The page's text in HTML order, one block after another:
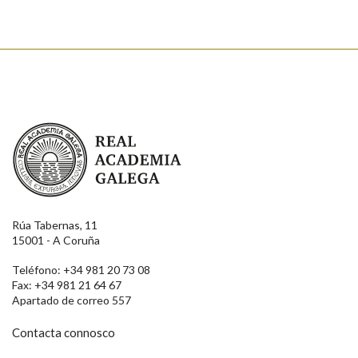
Real Academia Galega
Rúa Tabernas, 11
15001 - A Coruña
Teléfono: +34 981 20 73 08
Fax: +34 981 21 64 67
Apartado de correo 557
Contacta connosco